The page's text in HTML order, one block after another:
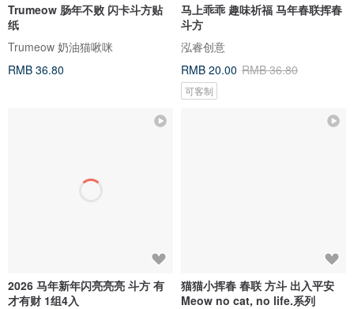
Trumeow 肠年不败 闪卡斗方贴
纸
Trumeow 奶油猫啾咪
RMB 36.80
马上乖乖 趣味祈福 马年春联挥春
斗方
泓睿创意
RMB 20.00 RMB 36.80
可客制
2026 马年新年闪亮亮亮 斗方 有
才有财 1组4入
猫猫小挥春 春联 方斗 出入平安
Meow no cat, no life.系列